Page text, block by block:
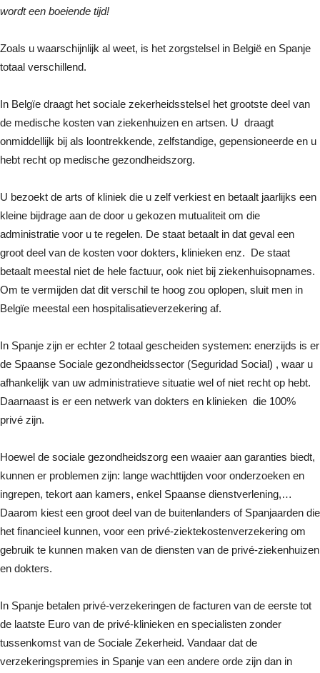
wordt een boeiende tijd!
Zoals u waarschijnlijk al weet, is het zorgstelsel in België en Spanje
totaal verschillend.
In Belgïe draagt het sociale zekerheidsstelsel het grootste deel van
de medische kosten van ziekenhuizen en artsen. U draagt
onmiddellijk bij als loontrekkende, zelfstandige, gepensioneerde en u
hebt recht op medische gezondheidszorg.
U bezoekt de arts of kliniek die u zelf verkiest en betaalt jaarlijks een
kleine bijdrage aan de door u gekozen mutualiteit om die
administratie voor u te regelen. De staat betaalt in dat geval een
groot deel van de kosten voor dokters, klinieken enz. De staat
betaalt meestal niet de hele factuur, ook niet bij ziekenhuisopnames.
Om te vermijden dat dit verschil te hoog zou oplopen, sluit men in
Belgïe meestal een hospitalisatieverzekering af.
In Spanje zijn er echter 2 totaal gescheiden systemen: enerzijds is er
de Spaanse Sociale gezondheidssector (Seguridad Social) , waar u
afhankelijk van uw administratieve situatie wel of niet recht op hebt.
Daarnaast is er een netwerk van dokters en klinieken die 100%
privé zijn.
Hoewel de sociale gezondheidszorg een waaier aan garanties biedt,
kunnen er problemen zijn: lange wachttijden voor onderzoeken en
ingrepen, tekort aan kamers, enkel Spaanse dienstverlening,…
Daarom kiest een groot deel van de buitenlanders of Spanjaarden die
het financieel kunnen, voor een privé-ziektekostenverzekering om
gebruik te kunnen maken van de diensten van de privé-ziekenhuizen
en dokters.
In Spanje betalen privé-verzekeringen de facturen van de eerste tot
de laatste Euro van de privé-klinieken en specialisten zonder
tussenkomst van de Sociale Zekerheid. Vandaar dat de
verzekeringspremies in Spanje van een andere orde zijn dan in